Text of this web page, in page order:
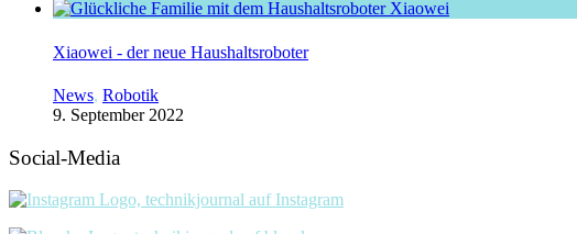
Xiaowei - der neue Haushaltsroboter
News, Robotik
9. September 2022
Social-Media